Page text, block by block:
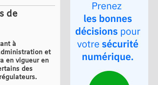
de
à
et
en vigueur en
des